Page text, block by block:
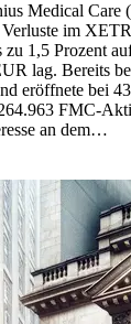
Medical Care
im
zu 1,5 Prozent
lag. Bereits
eröffnete bei
FMC-
an dem…